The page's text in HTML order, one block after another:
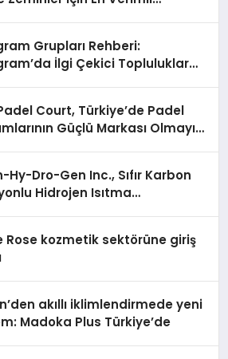
Grupları Rehberi:
İlgi Çekici Topluluklar
Court, Türkiye’de Padel
Güçlü Markası Olmayı
Hy-Dro-Gen Inc., Sıfır Karbon
Hidrojen Isıtma
Rose kozmetik sektörüne giriş
akıllı iklimlendirmede yeni
Madoka Plus Türkiye’de